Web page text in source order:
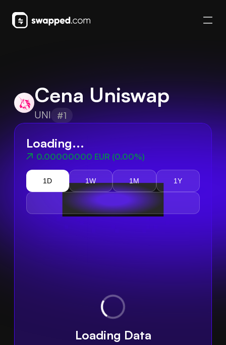
Cena Uniswap
UNI #1
Loading...
0.00000000 EUR (0.00%)
1D 1W 1M 1Y
Loading Data